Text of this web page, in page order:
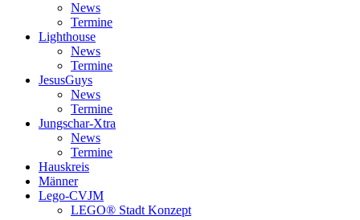
News
Termine
Lighthouse
News
Termine
JesusGuys
News
Termine
Jungschar-Xtra
News
Termine
Hauskreis
Männer
Lego-CVJM
LEGO® Stadt Konzept